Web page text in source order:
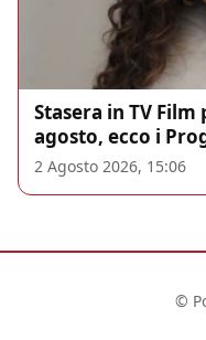
Stasera in TV
agosto, ecco i
2 Agosto 2026, 15:06
©